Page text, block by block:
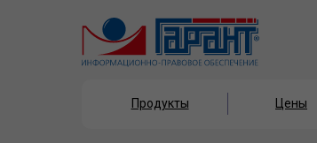
Продукты Цены
Продукты